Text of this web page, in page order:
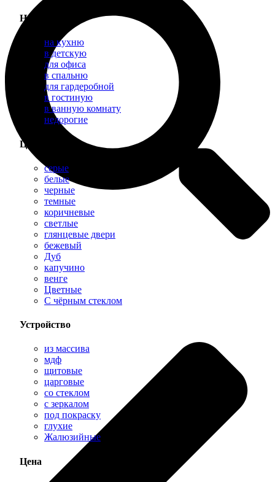
Назначение
на кухню
в детскую
для офиса
в спальню
для гардеробной
в гостиную
в ванную комнату
недорогие
Цвет
серые
белые
черные
темные
коричневые
светлые
глянцевые двери
бежевый
Дуб
капучино
венге
Цветные
С чёрным стеклом
Устройство
из массива
мдф
щитовые
царговые
со стеклом
с зеркалом
под покраску
глухие
Жалюзийные
Цена